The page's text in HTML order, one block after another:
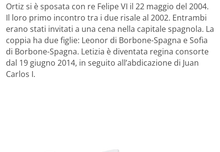
Ortiz si è sposata con re Felipe VI il 22 maggio del 2004.
Il loro primo incontro tra i due risale al 2002. Entrambi
erano stati invitati a una cena nella capitale spagnola. La
coppia ha due figlie: Leonor di Borbone-Spagna e Sofia
di Borbone-Spagna. Letizia è diventata regina consorte
dal 19 giugno 2014, in seguito all’abdicazione di Juan
Carlos I.